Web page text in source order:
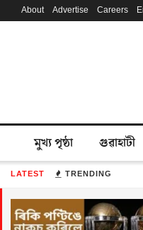
LATEST TRENDING
About Advertise Careers
মুখ্য পৃষ্ঠা গুৱাহাটী